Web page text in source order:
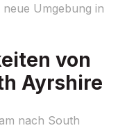
Umgebung in
von
Ayrshire
nach South